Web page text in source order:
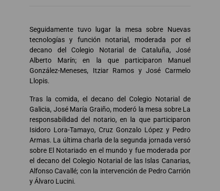
Seguidamente tuvo lugar la mesa sobre Nuevas
tecnologías y función notarial, moderada por el
decano del Colegio Notarial de Cataluña, José
Alberto Marín; en la que participaron Manuel
González-Meneses, Itziar Ramos y José Carmelo
Llopis.
Tras la comida, el decano del Colegio Notarial de
Galicia, José María Graiño, moderó la mesa sobre La
responsabilidad del notario, en la que participaron
Isidoro Lora-Tamayo, Cruz Gonzalo López y Pedro
Armas. La última charla de la segunda jornada versó
sobre El Notariado en el mundo y fue moderada por
el decano del Colegio Notarial de las Islas Canarias,
Alfonso Cavallé; con la intervención de Pedro Carrión
y Álvaro Lucini.